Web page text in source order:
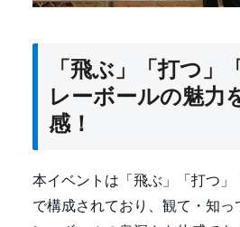
「飛ぶ」「打つ」
レーボールの魅力
感！
本イベントは「飛ぶ」「打つ」
で構成されており、観て・知